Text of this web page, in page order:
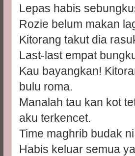
Lepas habis
Rozie belum makan
Kitorang takut dia
Last-last empat
Kau bayangkan!
bulu roma.
Manalah tau kan kot
aku terkencet.
Time maghrib budak
Habis keluar semua